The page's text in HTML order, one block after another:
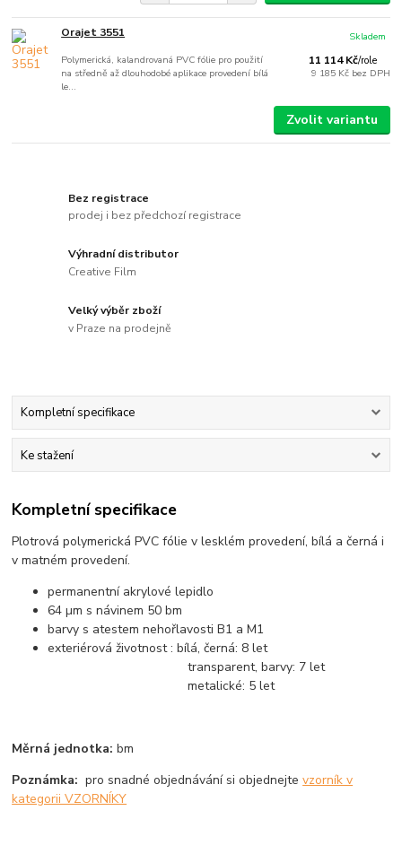
Orajet 3551
Polymerická, kalandrovaná PVC fólie pro použití
na středně až dlouhodobé aplikace provedení bílá
le...
11 114 Kč/role
9 185 Kč bez DPH
Skladem
Zvolit variantu
Bez registrace
prodej i bez předchozí registrace
Výhradní distributor
Creative Film
Velký výběr zboží
v Praze na prodejně
Kompletní specifikace
Ke stažení
Kompletní specifikace
Plotrová polymerická PVC fólie v lesklém provedení, bílá a černá i
v matném provedení.
permanentní akrylové lepidlo
64 µm s návinem 50 bm
barvy s atestem nehořlavosti B1 a M1
exteriérová životnost : bílá, černá: 8 let
transparent, barvy: 7 let
metalické: 5 let
Měrná jednotka: bm
Poznámka: pro snadné objednávání si objednejtevzorník v
kategorii VZORNÍKY